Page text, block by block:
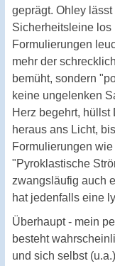
geprägt. Ohley
Sicherheitsleine los
Formulierungen
mehr der
bemüht, sondern
keine ungelenken
Herz begehrt,
heraus ans Licht,
Formulierungen
"Pyroklastische
zwangsläufig auch
hat jedenfalls eine
Überhaupt - mein
besteht
und sich selbst